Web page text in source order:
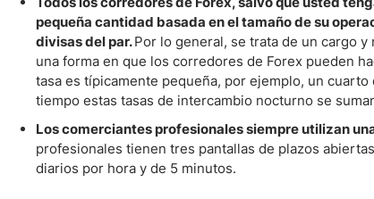
pequeña cantidad basada en el tamaño de su
divisas del par.Por lo general, se trata de un cargo
una forma en que los corredores de Forex pueden
tasa es típicamente pequeña, por ejemplo, un
tiempo estas tasas de intercambio nocturno se
Los comerciantes profesionales siempre utilizan
profesionales tienen tres pantallas de plazos
diarios por hora y de 5 minutos.